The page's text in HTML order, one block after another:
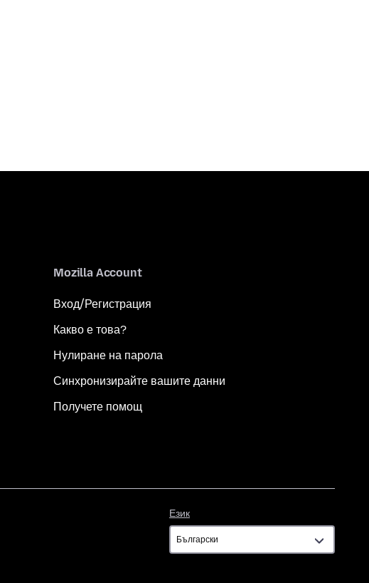
Mozilla Account
Вход/Регистрация
Какво е това?
Нулиране на парола
Синхронизирайте вашите данни
Получете помощ
Език